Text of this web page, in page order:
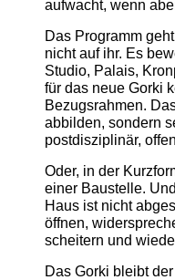
aufwacht, wenn
Das Programm
nicht auf ihr. Es
Studio, Palais,
für das neue Gorki
Bezugsrahmen.
abbilden, sondern
postdisziplinär,
Oder, in der
einer Baustelle.
Haus ist nicht
öffnen,
scheitern und
Das Gorki bleibt